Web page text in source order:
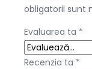
obligatorii sunt
Evaluarea ta *
Recenzia ta *